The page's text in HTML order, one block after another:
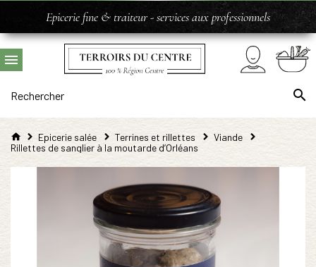
Epicerie fine & traiteur - services aux professionnels
Epicerie salée Terrines et rillettes
Viande
Rillettes de sanglier à la moutarde d’Orléans